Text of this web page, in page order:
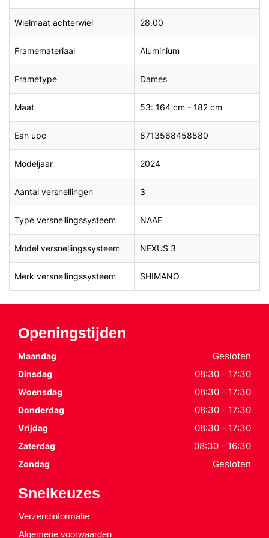
Wielmaat achterwiel 28.00
Framemateriaal Aluminium
Frametype Dames
Maat 53: 164 cm - 182 cm
Ean upc 8713568458580
Modeljaar 2024
Aantal versnellingen 3
Type versnellingssysteem NAAF
Model versnellingssysteem NEXUS 3
Merk versnellingssysteem SHIMANO
Openingstijden
Maandag Gesloten
Dinsdag 08:30 - 17:30
Woensdag 08:30 - 17:30
Donderdag 08:30 - 17:30
Vrijdag 08:30 - 17:30
Zaterdag 08:30 - 16:30
Zondag Gesloten
Snelkeuzes
Verzendinformatie
Algemene voorwaarden